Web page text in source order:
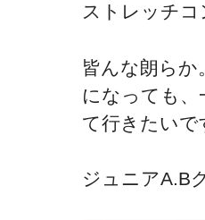
ストレッチコ
皆んな朗ら
になっても
て行きたいで
ジュニアA.B